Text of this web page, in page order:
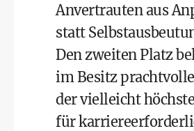
Anvertrauten aus
statt
Den zweiten Platz
im Besitz
der vielleicht
für